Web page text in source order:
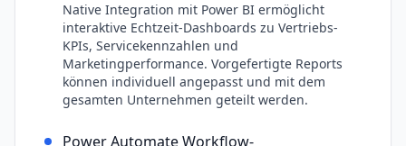
Native Integration mit Power BI ermöglicht
interaktive Echtzeit-Dashboards zu Vertriebs-
KPIs, Servicekennzahlen und
Marketingperformance. Vorgefertigte Reports
können individuell angepasst und mit dem
gesamten Unternehmen geteilt werden.
Power Automate Workflow-